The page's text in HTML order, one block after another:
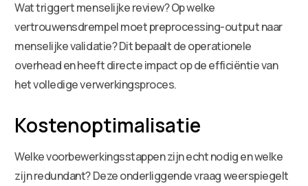
Wat triggert menselijke review? Op welke
vertrouwensdrempel moet preprocessing-output naar
menselijke validatie? Dit bepaalt de operationele
overhead en heeft directe impact op de efficiëntie van
het volledige verwerkingsproces.
Kostenoptimalisatie
Welke voorbewerkingsstappen zijn echt nodig en welke
zijn redundant? Deze onderliggende vraag weerspiegelt